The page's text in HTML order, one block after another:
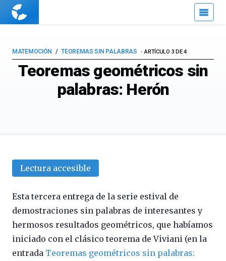
Cuaderno
Teoremas geométricos sin
palabras: Herón
MATEMOCIÓN TEOREMAS SIN PALABRAS ARTÍCULO 3 DE 4
Lectura accesible
Esta tercera entrega de la serie estival de
demostraciones sin palabras de interesantes y
hermosos resultados geométricos, que habíamos
iniciado con el clásico teorema de Viviani (en la
entrada Teoremas geométricos sin palabras: